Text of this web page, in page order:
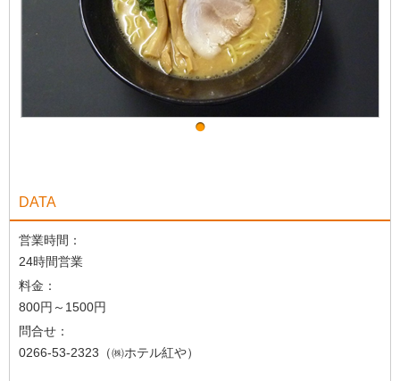
DATA
営業時間：
24時間営業
料金：
800円～1500円
問合せ：
0266-53-2323（㈱ホテル紅や）